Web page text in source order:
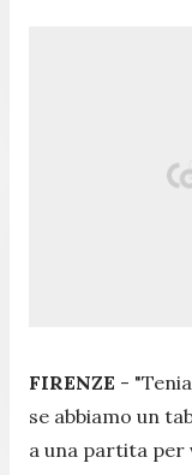
FIRENZE -
se abbiamo un
a una partita per